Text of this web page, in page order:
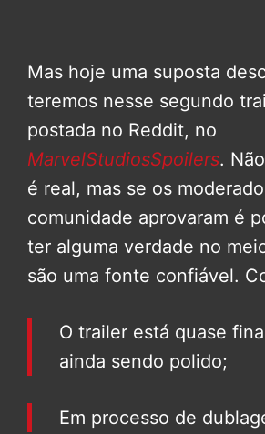
Mas hoje uma suposta
teremos nesse segundo
postada no Reddit, no
MarvelStudiosSpoilers.
é real, mas se os
comunidade aprovaram é
ter alguma verdade no
são uma fonte confiável.
O trailer está quase
ainda sendo polido;
Em processo de